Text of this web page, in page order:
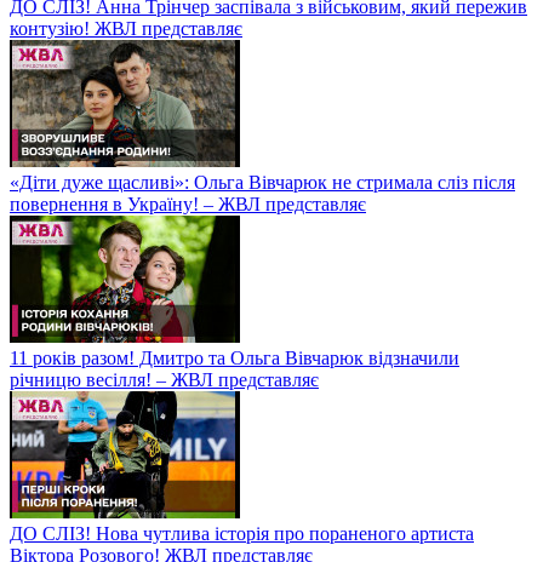
ДО СЛІЗ! Анна Трінчер заспівала з військовим, який пережив
контузію! ЖВЛ представляє
«Діти дуже щасливі»: Ольга Вівчарюк не стримала сліз після
повернення в Україну! – ЖВЛ представляє
11 років разом! Дмитро та Ольга Вівчарюк відзначили
річницю весілля! – ЖВЛ представляє
ДО СЛІЗ! Нова чутлива історія про пораненого артиста
Віктора Розового! ЖВЛ представляє